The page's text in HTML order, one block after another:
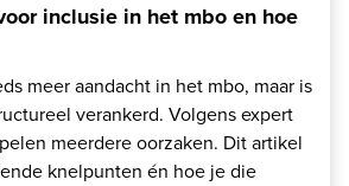
inclusie in het mbo en hoe
meer aandacht in het mbo, maar is
verankerd. Volgens expert
meerdere oorzaken. Dit artikel
knelpunten én hoe je die